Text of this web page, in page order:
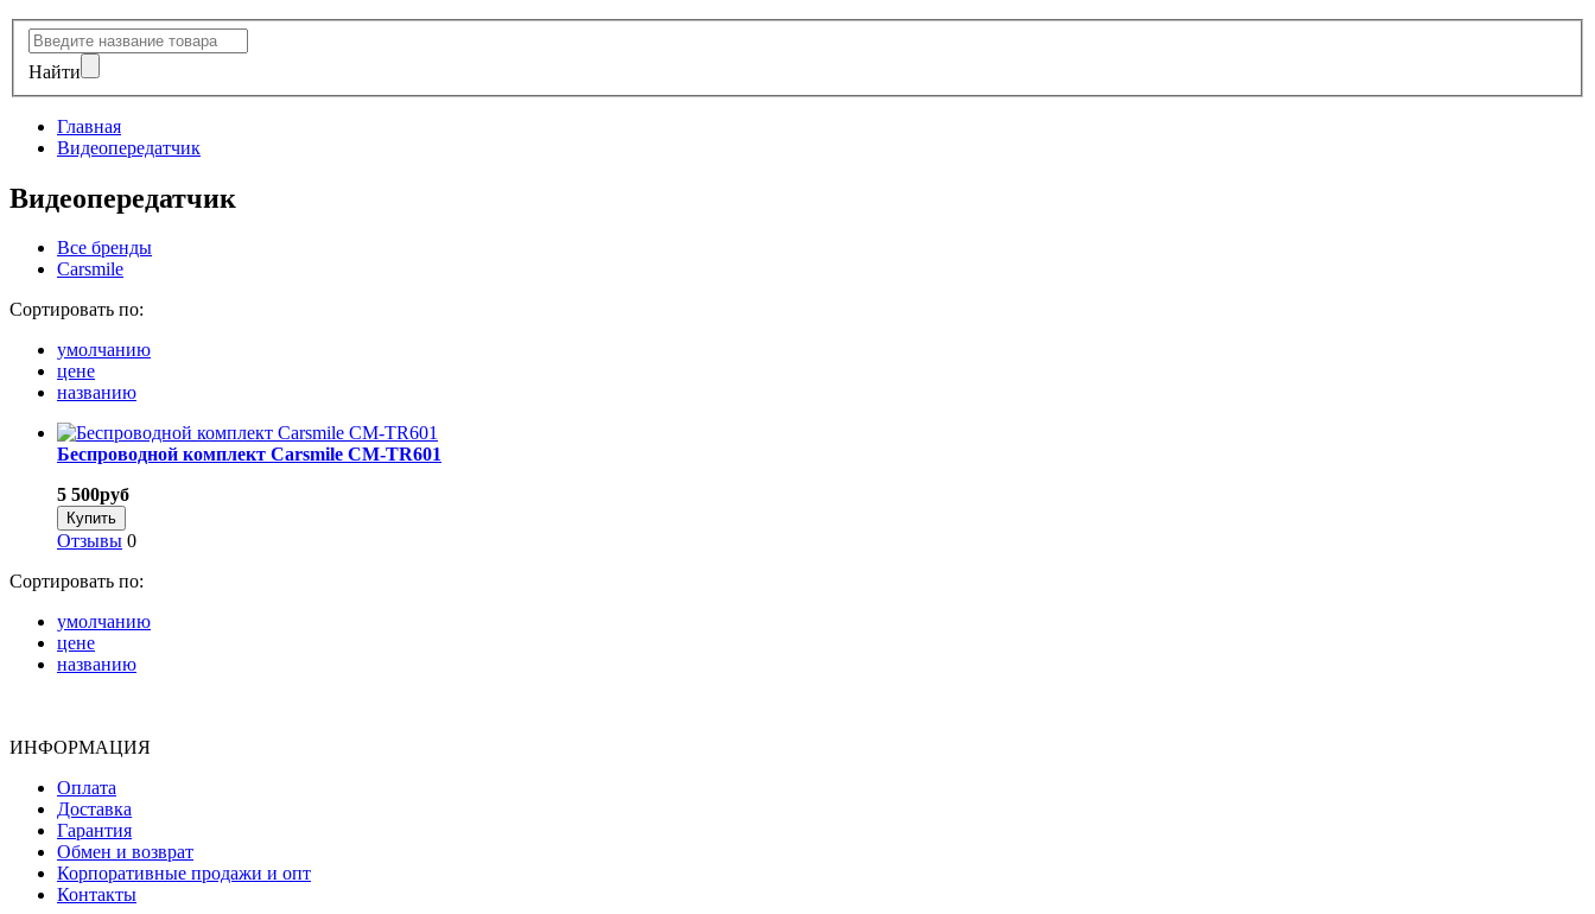
Найти
Главная
Видеопередатчик
Видеопередатчик
Все бренды
Carsmile
Сортировать по:
умолчанию
цене
названию
Беспроводной комплект Carsmile CM-TR601
5 500руб
Отзывы 0
Сортировать по:
умолчанию
цене
названию
ИНФОРМАЦИЯ
Оплата
Доставка
Гарантия
Обмен и возврат
Корпоративные продажи и опт
Контакты